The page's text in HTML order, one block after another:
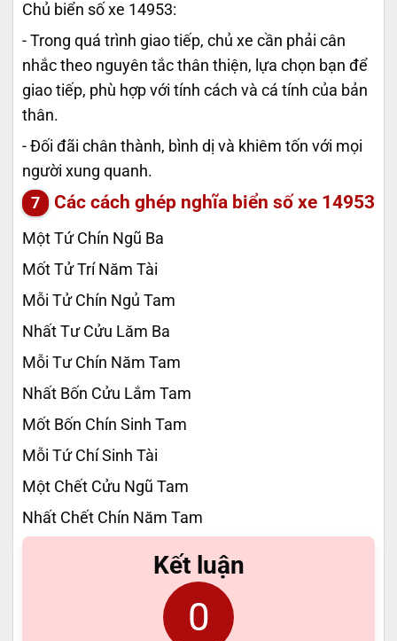
Chủ biển số xe 14953:
- Trong quá trình giao tiếp, chủ xe cần phải cân
nhắc theo nguyên tắc thân thiện, lựa chọn bạn để
giao tiếp, phù hợp với tính cách và cá tính của bản
thân.
- Đối đãi chân thành, bình dị và khiêm tốn với mọi
người xung quanh.
Các cách ghép nghĩa biển số xe 14953
Một Tứ Chín Ngũ Ba
Mốt Tử Trí Năm Tài
Mỗi Tử Chín Ngủ Tam
Nhất Tư Cửu Lăm Ba
Mỗi Tư Chín Năm Tam
Nhất Bốn Cửu Lắm Tam
Mốt Bốn Chín Sinh Tam
Mỗi Tứ Chí Sinh Tài
Một Chết Cửu Ngũ Tam
Nhất Chết Chín Năm Tam
Kết luận
0